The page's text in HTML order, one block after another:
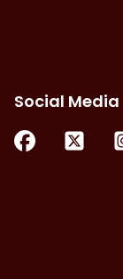
Social Media